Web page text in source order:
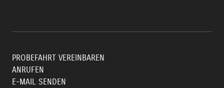
PROBEFAHRT VEREINBAREN
ANRUFEN
E-MAIL SENDEN